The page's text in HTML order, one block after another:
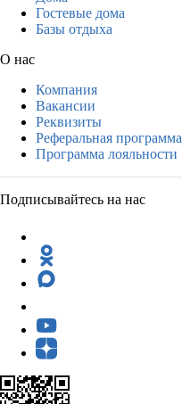
Гостевые дома
Базы отдыха
О нас
Компания
Вакансии
Реквизиты
Реферальная программа
Программа лояльности
Подписывайтесь на нас